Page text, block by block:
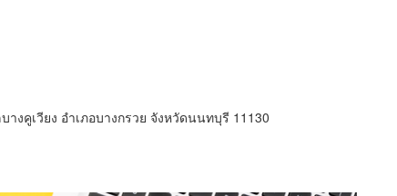
งคูเวียง อำเภอบางกรวย จังหวัดนนทบุรี 11130